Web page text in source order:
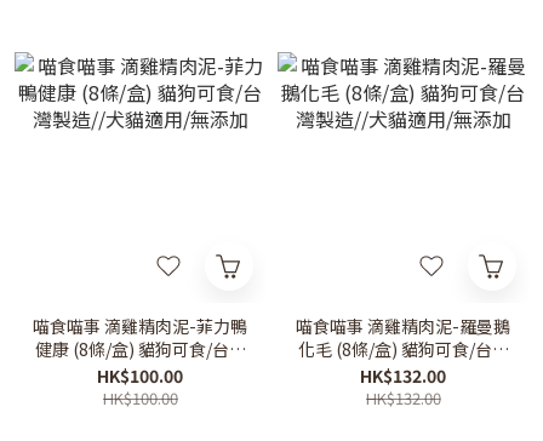
喵食喵事 滴雞精肉泥-菲力鴨
健康 (8條/盒) 貓狗可食/台灣
製造//犬貓適用/無添加
HK$100.00
HK$100.00
喵食喵事 滴雞精肉泥-羅曼鵝
化毛 (8條/盒) 貓狗可食/台灣
製造//犬貓適用/無添加
HK$132.00
HK$132.00